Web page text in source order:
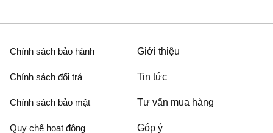
Chính sách bảo hành
Chính sách đổi trả
Chính sách bảo mật
Quy chế hoạt động
Giới thiệu
Tin tức
Tư vấn mua hàng
Góp ý